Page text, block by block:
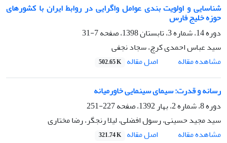
شناسایی و اولویت بندی عوامل واگرایی در روابط ایران با کشورهای
حوزه خلیج فارس
دوره 14، شماره 3، تابستان 1398، صفحه
7-31
سید عباس احمدی کرچ، سجاد نجفی
مشاهده مقاله
اصل مقاله 502.65 K
رسانه و قدرت: سیمای سینمایی خاورمیانه
دوره 8، شماره 2، بهار 1392، صفحه
227-251
سید مجید حسینی، رسول افضلی، لیلا رنجگر، رضا مختاری
مشاهده مقاله
اصل مقاله 321.74 K